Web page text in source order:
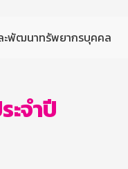
ะพัฒนาทรัพยากรบุคคล
ะจำปี